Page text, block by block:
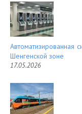
Автоматизированная
Шенгенской зоне
17.05.2026